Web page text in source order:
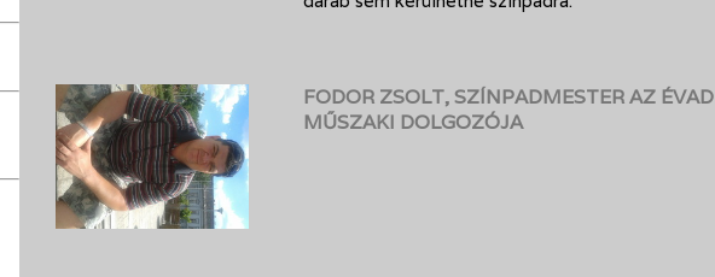
FODOR ZSOLT, SZÍNPADMESTER AZ ÉVAD
MŰSZAKI DOLGOZÓJA